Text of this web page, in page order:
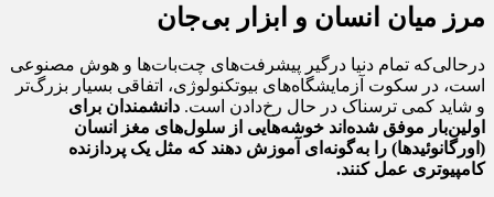
مرز میان انسان و ابزار بی‌جان
درحالی‌که تمام دنیا درگیر پیشرفت‌های چت‌بات‌ها و هوش مصنوعی
است، در سکوت آزمایشگاه‌های بیوتکنولوژی، اتفاقی بسیار بزرگ‌تر
و شاید کمی ترسناک در حال رخ‌دادن است. دانشمندان برای
اولین‌بار موفق شده‌اند خوشه‌هایی از سلول‌های مغز انسان
(اورگانوئیدها) را به‌گونه‌ای آموزش دهند که مثل یک پردازنده
کامپیوتری عمل کنند.